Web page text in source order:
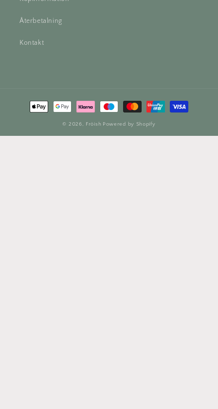
Återbetalning
Kontakt
Betalningsmetoder
© 2026, Fröish Powered by Shopify